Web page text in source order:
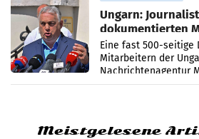
Ungarn:
dokumentierten
Zensur
Eine fast 500-seitige
Mitarbeitern der
Nachrichtenagentur
systematische
Meistgelesene